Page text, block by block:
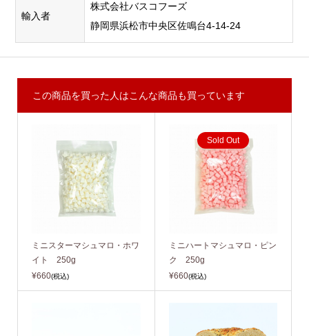
輸入者
株式会社バスコフーズ
静岡県浜松市中央区佐鳴台4-14-24
この商品を買った人はこんな商品も買っています
ミニスターマシュマロ・ホワ
イト 250g
¥660(税込)
Sold Out
ミニハートマシュマロ・ピン
ク 250g
¥660(税込)